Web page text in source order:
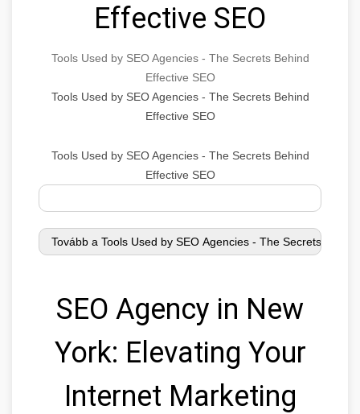
Effective SEO
Tools Used by SEO Agencies - The Secrets Behind
Effective SEO
Tools Used by SEO Agencies - The Secrets Behind
Effective SEO
Tools Used by SEO Agencies - The Secrets Behind
Effective SEO
SEO Agency in New
York: Elevating Your
Internet Marketing